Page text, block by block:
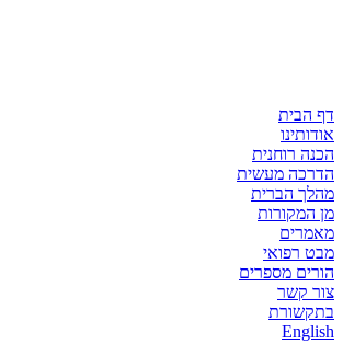
דף הבית
אודותינו
הכנה רוחנית
הדרכה מעשית
מהלך הברית
מן המקורות
מאמרים
מבט רפואי
הורים מספרים
צור קשר
בתקשורת
English